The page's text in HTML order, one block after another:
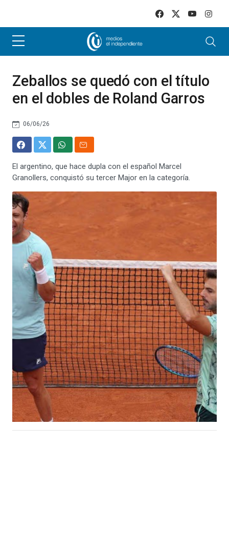
Zeballos se quedó con el título
en el dobles de Roland Garros
06/06/26
El argentino, que hace dupla con el español Marcel
Granollers, conquistó su tercer Major en la categoría.